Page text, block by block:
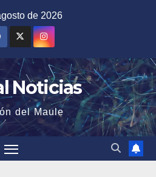
de 2026
Noticias
del Maule